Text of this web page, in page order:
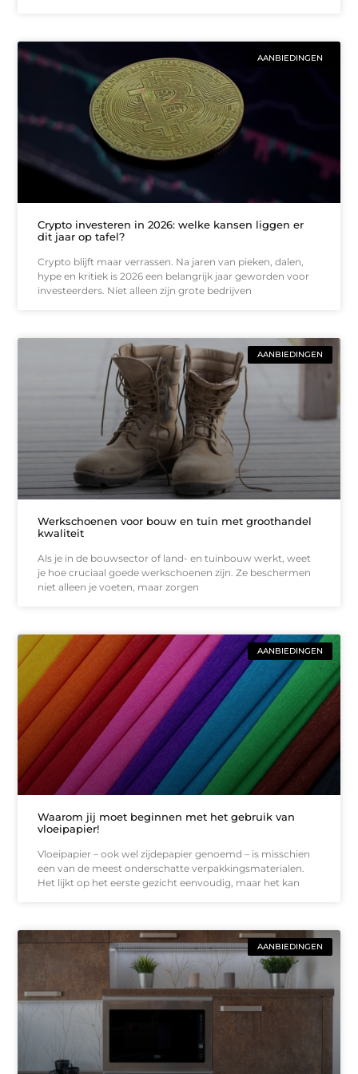
AANBIEDINGEN
Crypto investeren in 2026: welke kansen liggen er
dit jaar op tafel?
Crypto blijft maar verrassen. Na jaren van pieken, dalen,
hype en kritiek is 2026 een belangrijk jaar geworden voor
investeerders. Niet alleen zijn grote bedrijven
AANBIEDINGEN
Werkschoenen voor bouw en tuin met groothandel
kwaliteit
Als je in de bouwsector of land- en tuinbouw werkt, weet
je hoe cruciaal goede werkschoenen zijn. Ze beschermen
niet alleen je voeten, maar zorgen
AANBIEDINGEN
Waarom jij moet beginnen met het gebruik van
vloeipapier!
Vloeipapier – ook wel zijdepapier genoemd – is misschien
een van de meest onderschatte verpakkingsmaterialen.
Het lijkt op het eerste gezicht eenvoudig, maar het kan
AANBIEDINGEN